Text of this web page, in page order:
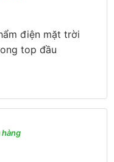
điện mặt trời
top đầu
hàng